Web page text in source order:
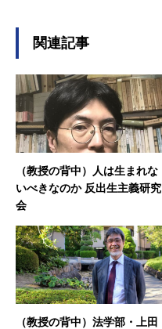
関連記事
（教授の背中）人は生まれな
いべきなのか 反出生主義研究
会
（教授の背中）法学部・上田